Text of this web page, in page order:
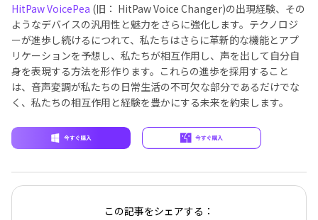
HitPaw VoicePea (旧： HitPaw Voice Changer)の出現経験、その
ようなデバイスの汎用性と魅力をさらに強化します。テクノロジ
ーが進歩し続けるにつれて、私たちはさらに革新的な機能とアプ
リケーションを予想し、私たちが相互作用し、声を出して自分自
身を表現する方法を形作ります。これらの進歩を採用すること
は、音声変調が私たちの日常生活の不可欠な部分であるだけでな
く、私たちの相互作用と経験を豊かにする未来を約束します。
この記事をシェアする：